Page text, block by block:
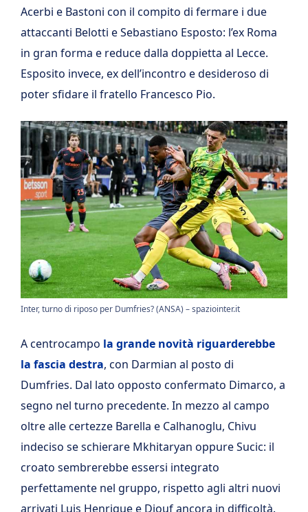
Acerbi e Bastoni con il compito di fermare i due
attaccanti Belotti e Sebastiano Esposto: l’ex Roma
in gran forma e reduce dalla doppietta al Lecce.
Esposito invece, ex dell’incontro e desideroso di
poter sfidare il fratello Francesco Pio.
Inter, turno di riposo per Dumfries? (ANSA) – spaziointer.it
A centrocampo la grande novità riguarderebbe
la fascia destra, con Darmian al posto di
Dumfries. Dal lato opposto confermato Dimarco, a
segno nel turno precedente. In mezzo al campo
oltre alle certezze Barella e Calhanoglu, Chivu
indeciso se schierare Mkhitaryan oppure Sucic: il
croato sembrerebbe essersi integrato
perfettamente nel gruppo, rispetto agli altri nuovi
arrivati Luis Henrique e Diouf ancora in difficoltà.